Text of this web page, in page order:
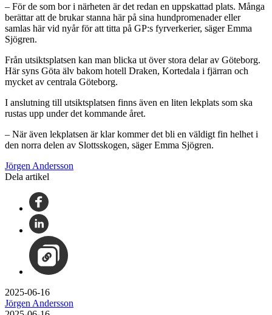
– För de som bor i närheten är det redan en uppskattad plats. Många
berättar att de brukar stanna här på sina hundpromenader eller
samlas här vid nyår för att titta på GP:s fyrverkerier, säger Emma
Sjögren.
Från utsiktsplatsen kan man blicka ut över stora delar av Göteborg.
Här syns Göta älv bakom hotell Draken, Kortedala i fjärran och
mycket av centrala Göteborg.
I anslutning till utsiktsplatsen finns även en liten lekplats som ska
rustas upp under det kommande året.
– När även lekplatsen är klar kommer det bli en väldigt fin helhet i
den norra delen av Slottsskogen, säger Emma Sjögren.
Jörgen Andersson
Dela artikel
2025-06-16
Jörgen Andersson